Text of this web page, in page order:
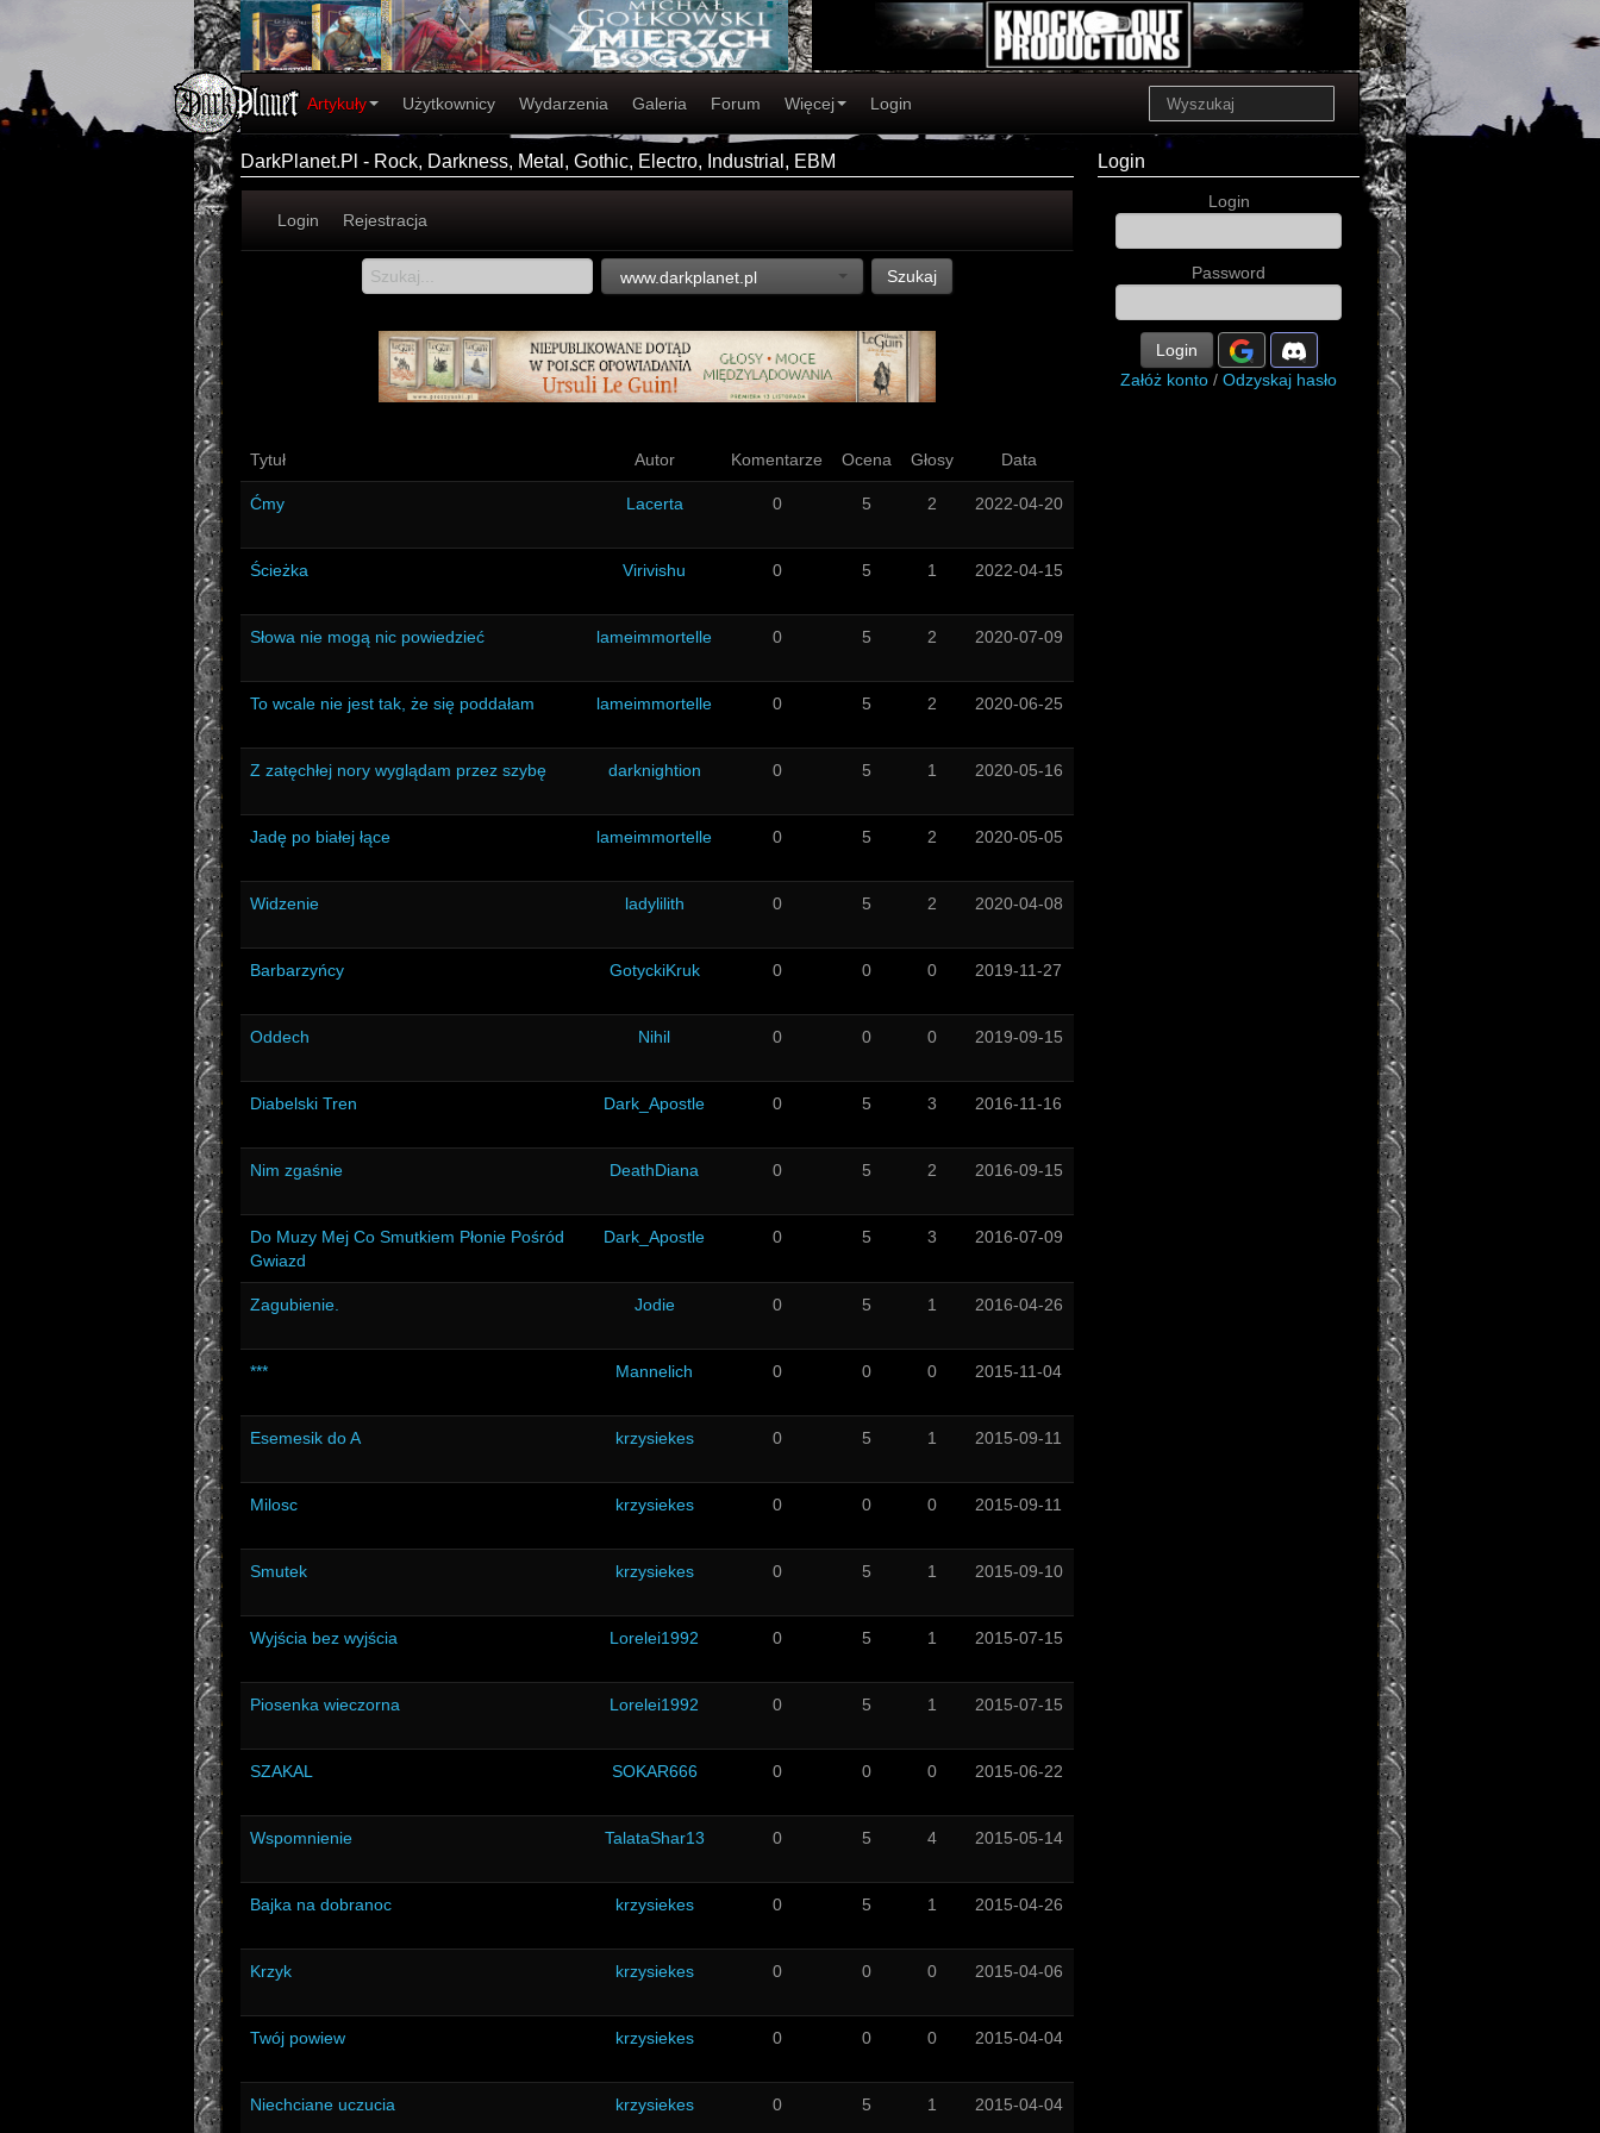
Artykuły Użytkownicy Wydarzenia Galeria Forum Więcej Login
DarkPlanet.Pl - Rock, Darkness, Metal, Gothic, Electro, Industrial, EBM
Login Rejestracja
www.darkplanet.pl Szukaj
Tytuł Autor Komentarze Ocena Głosy Data
Ćmy Lacerta 0 5 2 2022-04-20
Ścieżka Virivishu 0 5 1 2022-04-15
Słowa nie mogą nic powiedzieć lameimmortelle 0 5 2 2020-07-09
To wcale nie jest tak, że się poddałam lameimmortelle 0 5 2 2020-06-25
Z zatęchłej nory wyglądam przez szybę darknightion 0 5 1 2020-05-16
Jadę po białej łące lameimmortelle 0 5 2 2020-05-05
Widzenie ladylilith 0 5 2 2020-04-08
Barbarzyńcy GotyckiKruk 0 0 0 2019-11-27
Oddech Nihil 0 0 0 2019-09-15
Diabelski Tren Dark_Apostle 0 5 3 2016-11-16
Nim zgaśnie DeathDiana 0 5 2 2016-09-15
Do Muzy Mej Co Smutkiem Płonie Pośród
Gwiazd
Dark_Apostle 0 5 3 2016-07-09
Zagubienie. Jodie 0 5 1 2016-04-26
*** Mannelich 0 0 0 2015-11-04
Esemesik do A krzysiekes 0 5 1 2015-09-11
Milosc krzysiekes 0 0 0 2015-09-11
Smutek krzysiekes 0 5 1 2015-09-10
Wyjścia bez wyjścia Lorelei1992 0 5 1 2015-07-15
Piosenka wieczorna Lorelei1992 0 5 1 2015-07-15
SZAKAL SOKAR666 0 0 0 2015-06-22
Wspomnienie TalataShar13 0 5 4 2015-05-14
Bajka na dobranoc krzysiekes 0 5 1 2015-04-26
Krzyk krzysiekes 0 0 0 2015-04-06
Twój powiew krzysiekes 0 0 0 2015-04-04
Niechciane uczucia krzysiekes 0 5 1 2015-04-04
Login
Login
Password
Login
Załóż konto / Odzyskaj hasło